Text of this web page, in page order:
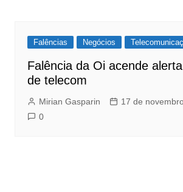
Falências Negócios
Falência da Oi acende
de telecom
Mirian Gasparin
17 de
0